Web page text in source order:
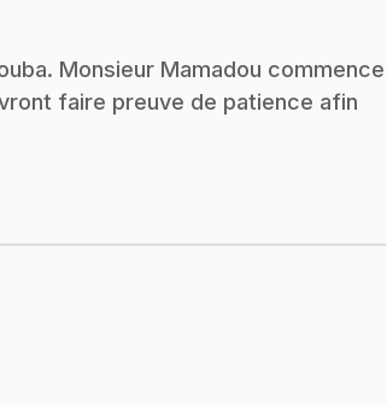
Monsieur Mamadou commence
faire preuve de patience afin